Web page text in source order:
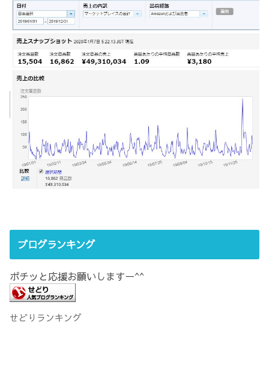
ブログランキング
ポチッと応援お願いしますー^^
せどりランキング